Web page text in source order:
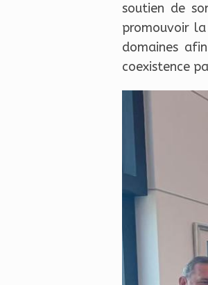
soutien de
promouvoir
domaines
coexistence